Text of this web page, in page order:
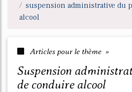
suspension administrative du
alcool
Articles pour le thème »
suspension administrative du permis
de conduire alcool